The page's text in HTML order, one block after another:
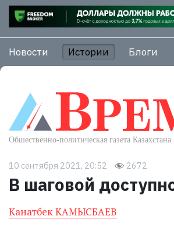
Новости Истории Блоги
10 сентября 2021, 20:52 2672
В шаговой
Канатбек КАМЫСБАЕВ